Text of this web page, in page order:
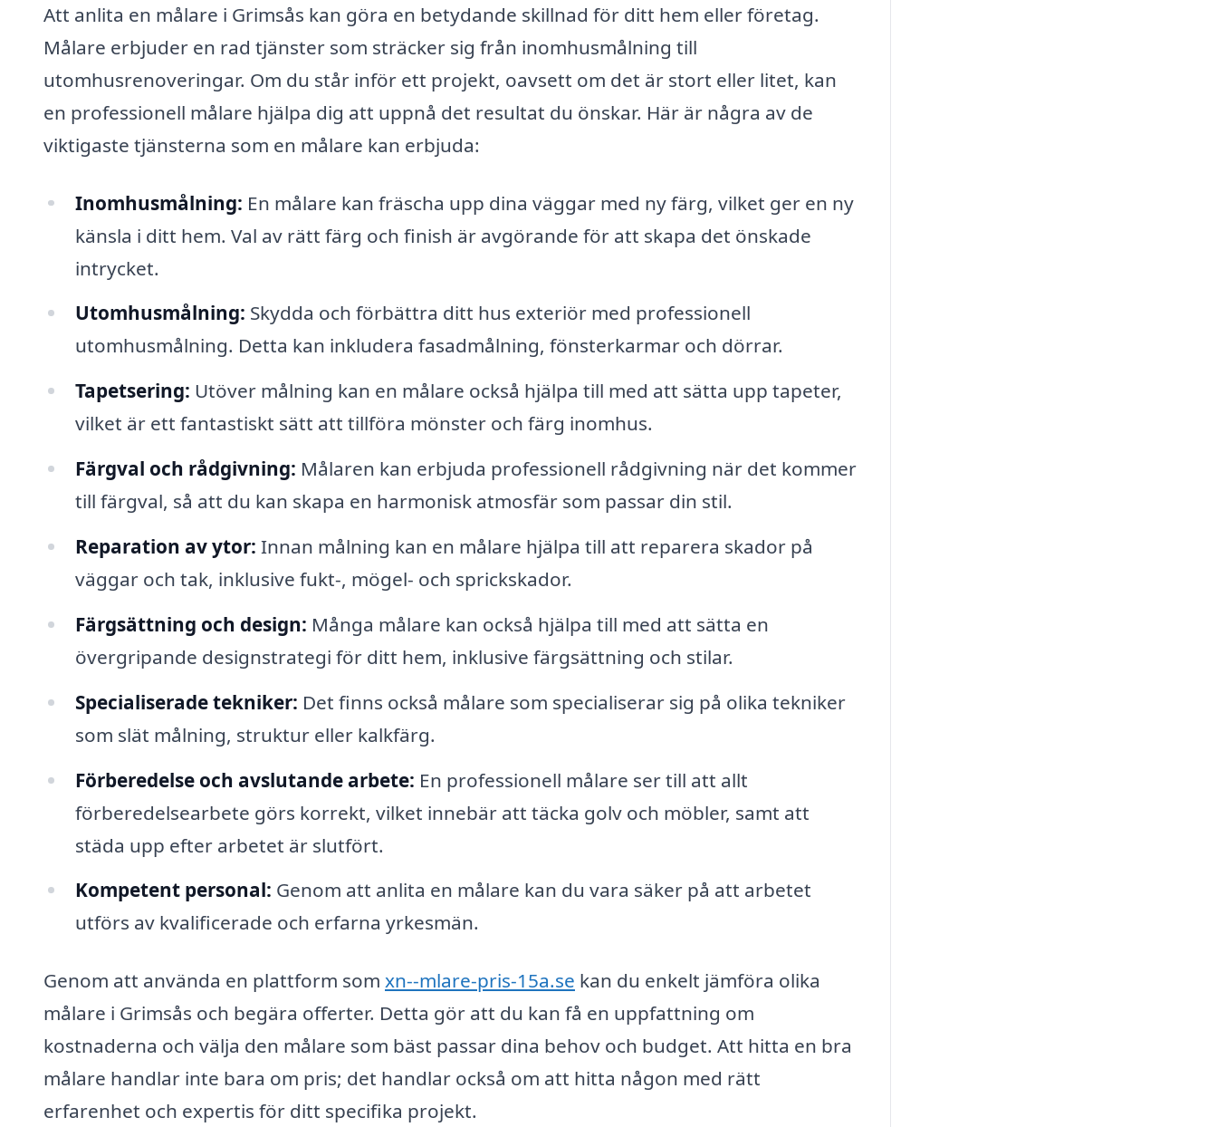
Att anlita en målare i Grimsås kan göra en betydande skillnad för ditt hem eller företag.
Målare erbjuder en rad tjänster som sträcker sig från inomhusmålning till
utomhusrenoveringar. Om du står inför ett projekt, oavsett om det är stort eller litet, kan
en professionell målare hjälpa dig att uppnå det resultat du önskar. Här är några av de
viktigaste tjänsterna som en målare kan erbjuda:
Inomhusmålning: En målare kan fräscha upp dina väggar med ny färg, vilket ger en ny
känsla i ditt hem. Val av rätt färg och finish är avgörande för att skapa det önskade
intrycket.
Utomhusmålning: Skydda och förbättra ditt hus exteriör med professionell
utomhusmålning. Detta kan inkludera fasadmålning, fönsterkarmar och dörrar.
Tapetsering: Utöver målning kan en målare också hjälpa till med att sätta upp tapeter,
vilket är ett fantastiskt sätt att tillföra mönster och färg inomhus.
Färgval och rådgivning: Målaren kan erbjuda professionell rådgivning när det kommer
till färgval, så att du kan skapa en harmonisk atmosfär som passar din stil.
Reparation av ytor: Innan målning kan en målare hjälpa till att reparera skador på
väggar och tak, inklusive fukt-, mögel- och sprickskador.
Färgsättning och design: Många målare kan också hjälpa till med att sätta en
övergripande designstrategi för ditt hem, inklusive färgsättning och stilar.
Specialiserade tekniker: Det finns också målare som specialiserar sig på olika tekniker
som slät målning, struktur eller kalkfärg.
Förberedelse och avslutande arbete: En professionell målare ser till att allt
förberedelsearbete görs korrekt, vilket innebär att täcka golv och möbler, samt att
städa upp efter arbetet är slutfört.
Kompetent personal: Genom att anlita en målare kan du vara säker på att arbetet
utförs av kvalificerade och erfarna yrkesmän.
Genom att använda en plattform som xn--mlare-pris-15a.se kan du enkelt jämföra olika
målare i Grimsås och begära offerter. Detta gör att du kan få en uppfattning om
kostnaderna och välja den målare som bäst passar dina behov och budget. Att hitta en bra
målare handlar inte bara om pris; det handlar också om att hitta någon med rätt
erfarenhet och expertis för ditt specifika projekt.